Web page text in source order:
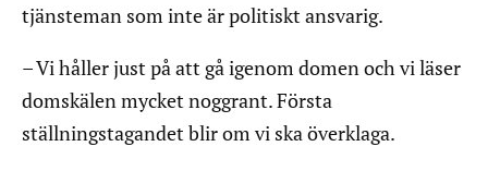
tjänsteman som inte är politiskt ansvarig.
– Vi håller just på att gå igenom domen och vi läser
domskälen mycket noggrant. Första
ställningstagandet blir om vi ska överklaga.